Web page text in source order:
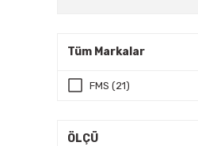
Tüm Markalar
FMS (21)
ÖLÇÜ